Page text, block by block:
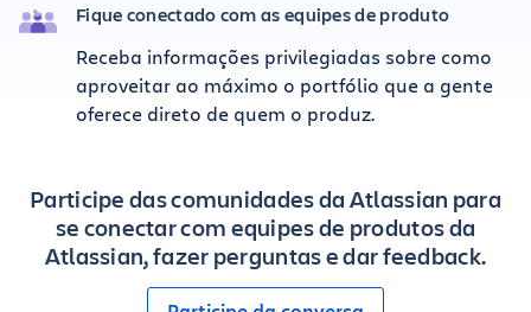
Fique conectado com as equipes de produto
Receba informações privilegiadas sobre como
aproveitar ao máximo o portfólio que a gente
oferece direto de quem o produz.
Participe das comunidades da Atlassian para
se conectar com equipes de produtos da
Atlassian, fazer perguntas e dar feedback.